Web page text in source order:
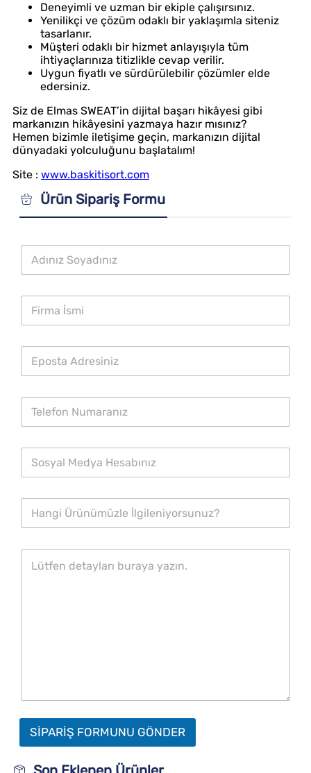
Deneyimli ve uzman bir ekiple çalışırsınız.
Yenilikçi ve çözüm odaklı bir yaklaşımla siteniz
tasarlanır.
Müşteri odaklı bir hizmet anlayışıyla tüm
ihtiyaçlarınıza titizlikle cevap verilir.
Uygun fiyatlı ve sürdürülebilir çözümler elde
edersiniz.
Siz de Elmas SWEAT’in dijital başarı hikâyesi gibi
markanızın hikâyesini yazmaya hazır mısınız?
Hemen bizimle iletişime geçin, markanızın dijital
dünyadaki yolculuğunu başlatalım!
Site : www.baskitisort.com
Ürün Sipariş Formu
SİPARİŞ FORMUNU GÖNDER